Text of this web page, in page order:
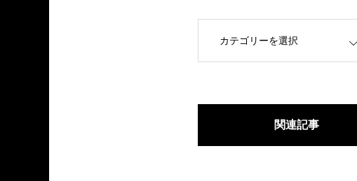
関連記事